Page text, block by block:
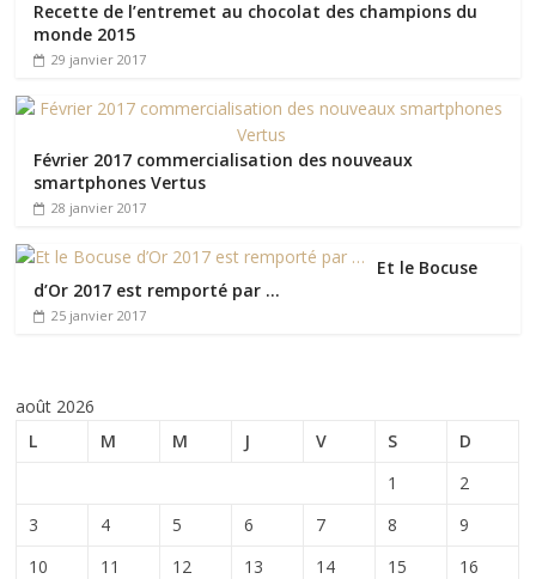
Recette de l’entremet au chocolat des champions du
monde 2015
29 janvier 2017
Février 2017 commercialisation des nouveaux
smartphones Vertus
28 janvier 2017
Et le Bocuse
d’Or 2017 est remporté par …
25 janvier 2017
août 2026
L
M M J V S
D
1
2
3
4 5 6 7 8
9
10
11 12 13 14 15
16